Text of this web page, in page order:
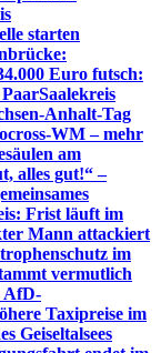
starten
Euro futsch:
Saalekreis
Anhalt-Tag
WM – mehr
am
alles gut!“ –
Frist läuft im
Mann attackiert
im
vermutlich
AfD-
Taxipreise im
Geiseltalsees